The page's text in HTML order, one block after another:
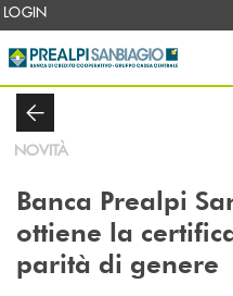
Salta al contenuto principale
LOGIN
NOVITÀ
Banca Prealpi
ottiene la
parità di genere